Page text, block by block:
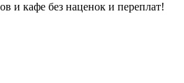
и кафе без наценок и переплат!